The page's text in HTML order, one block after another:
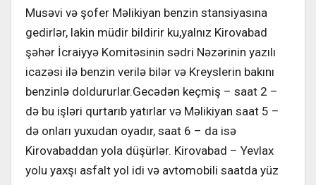
Musəvi və şofer Məlikiyan benzin stansiyasına
gedirlər, lakin müdir bildirir ku,yalnız Kirovabad
şəhər İcraiyyə Komitəsinin sədri Nəzərinin yazılı
icazəsi ilə benzin verilə bilər və Kreyslerin bakını
benzinlə doldururlar.Gecədən keçmiş – saat 2 –
də bu işləri qurtarıb yatırlar və Məlikiyan saat 5 –
də onları yuxudan oyadır, saat 6 – da isə
Kirovabaddan yola düşürlər. Kirovabad – Yevlax
yolu yaxşı asfalt yol idi və avtomobili saatda yüz